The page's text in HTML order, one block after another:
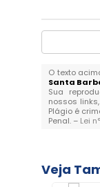
O texto
Santa
Sua
nossos
Plágio é
Penal. – Lei
Veja